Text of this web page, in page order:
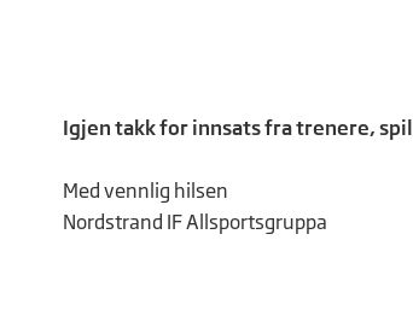
Igjen takk for innsats fra trenere,
Med vennlig hilsen
Nordstrand IF Allsportsgruppa